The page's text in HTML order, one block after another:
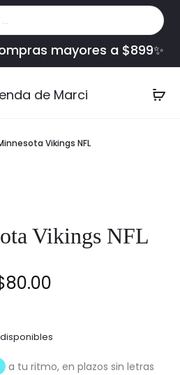
mayores a $899✨
Vikings NFL
Vikings NFL
80.00
disponibles